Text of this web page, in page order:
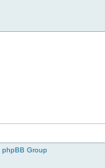
phpBB Group